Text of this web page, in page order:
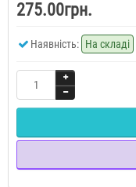
275.00грн.
Наявність: На складі